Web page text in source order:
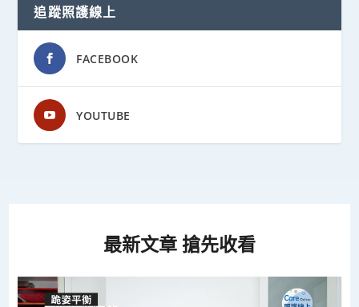
追蹤照護線上
FACEBOOK
YOUTUBE
最新文章 搶先收看